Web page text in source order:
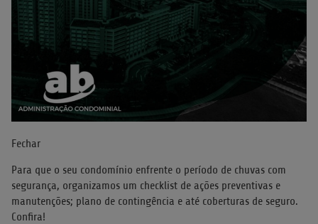
Fechar
Para que o seu condomínio enfrente o período de chuvas com
segurança, organizamos um checklist de ações preventivas e
manutenções; plano de contingência e até coberturas de seguro.
Confira!